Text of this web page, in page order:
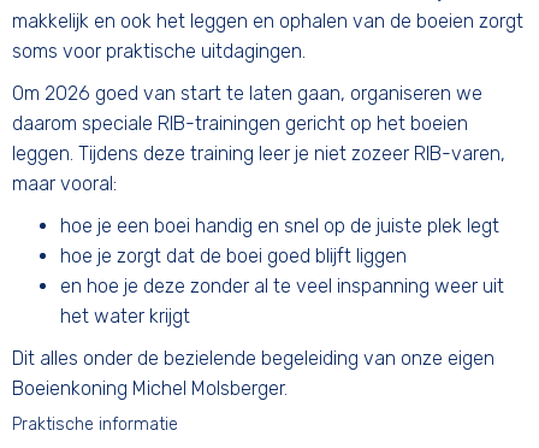
makkelijk en ook het leggen en ophalen van de boeien zorgt
soms voor praktische uitdagingen.
Om 2026 goed van start te laten gaan, organiseren we
daarom speciale RIB-trainingen gericht op het boeien
leggen. Tijdens deze training leer je niet zozeer RIB-varen,
maar vooral:
hoe je een boei handig en snel op de juiste plek legt
hoe je zorgt dat de boei goed blijft liggen
en hoe je deze zonder al te veel inspanning weer uit
het water krijgt
Dit alles onder de bezielende begeleiding van onze eigen
Boeienkoning Michel Molsberger.
Praktische informatie